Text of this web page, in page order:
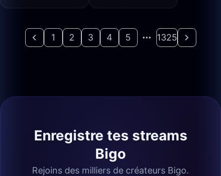
1 2 3 4 5 1325
Enregistre tes streams
Bigo
Rejoins des milliers de créateurs Bigo.